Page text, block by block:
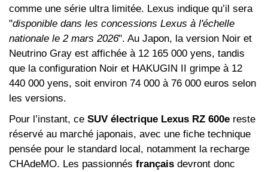
comme une série ultra limitée. Lexus indique qu’il sera
"disponible dans les concessions Lexus à l'échelle
nationale le 2 mars 2026". Au Japon, la version Noir et
Neutrino Gray est affichée à 12 165 000 yens, tandis
que la configuration Noir et HAKUGIN II grimpe à 12
440 000 yens, soit environ 74 000 à 76 000 euros selon
les versions.
Pour l’instant, ce SUV électrique Lexus RZ 600e reste
réservé au marché japonais, avec une fiche technique
pensée pour le standard local, notamment la recharge
CHAdeMO. Les passionnés français devront donc